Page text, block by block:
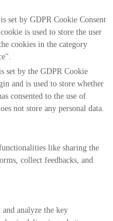
set by GDPR Cookie Consent
is used to store the user
cookies in the category
set by the GDPR Cookie
and is used to store whether
consented to the use of
not store any personal data.
like sharing the
collect feedbacks, and
and analyze the key